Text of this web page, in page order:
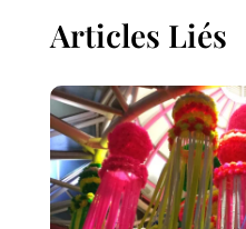
Articles Liés